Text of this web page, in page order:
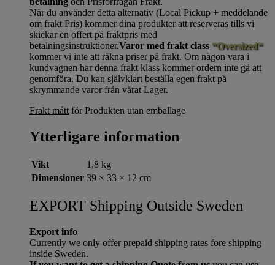
När du använder detta alternativ (Local Pickup + meddelande
om frakt Pris) kommer dina produkter att reserveras tills vi
skickar en offert på fraktpris med
betalningsinstruktioner.Varor med frakt class “Oversized“
kommer vi inte att räkna priser på frakt. Om någon vara i
kundvagnen har denna frakt klass kommer ordern inte gå att
genomföra. Du kan självklart beställa egen frakt på
skrymmande varor från vårat Lager.
Frakt mått för Produkten utan emballage
Ytterligare information
Vikt
1,8 kg
Dimensioner 39 × 33 × 12 cm
EXPORT Shipping Outside Sweden
Export info
Currently we only offer prepaid shipping rates fore shipping
inside Sweden.